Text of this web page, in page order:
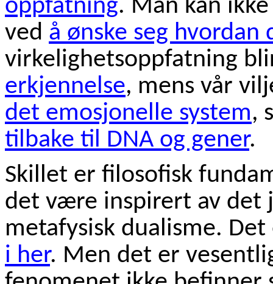
oppfatning. Man kan
ved å ønske seg hvordan
virkelighetsoppfatning
erkjennelse, mens vår
det emosjonelle system,
tilbake til DNA og gener.
Skillet er filosofisk
det være inspirert av det
metafysisk dualisme.
i her. Men det er